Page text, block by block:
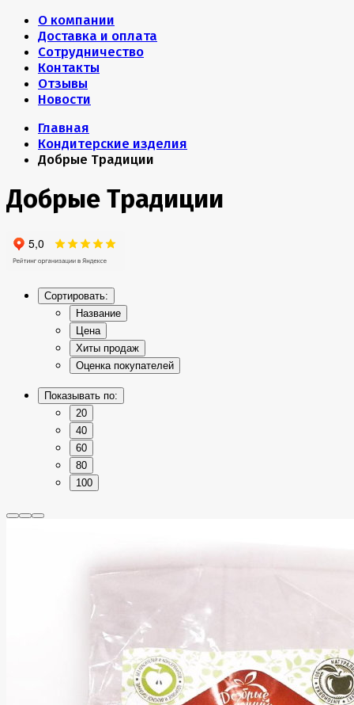
О компании
Доставка и оплата
Сотрудничество
Контакты
Отзывы
Новости
Главная
Кондитерские изделия
Добрые Традиции
Добрые Традиции
Сортировать:
Название
Цена
Хиты продаж
Оценка покупателей
Показывать по:
20
40
60
80
100